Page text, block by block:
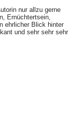
nur allzu gerne
Ernüchtertsein,
ehrlicher Blick hinter
und sehr sehr sehr